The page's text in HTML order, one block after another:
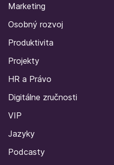
Marketing
Osobný rozvoj
Produktivita
Projekty
HR a Právo
Digitálne zručnosti
VIP
Jazyky
Podcasty